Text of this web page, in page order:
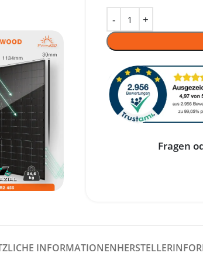
Fragen
INFORMATIONEN